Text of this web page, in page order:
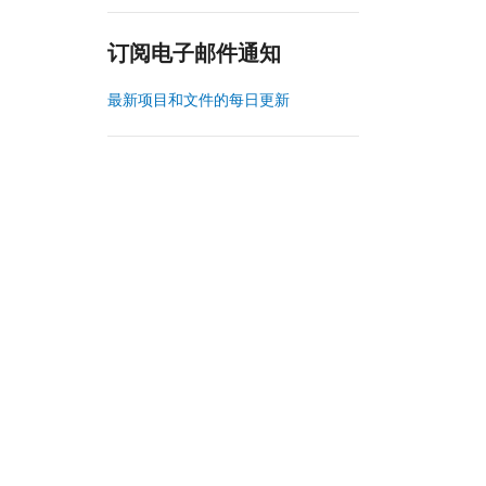
订阅电子邮件通知
最新项目和文件的每日更新